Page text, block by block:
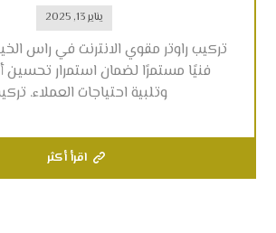
يناير 13, 2025
تركيب راوتر مقوي الانترنت في راس
فنيًا مستمرًا لضمان استمرار تحسين
وتلبية احتياجات العملاء.
اقرأ أكثر